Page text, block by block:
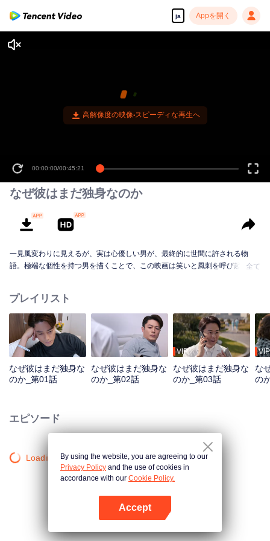
ja Appを開く
00:00:00/00:45:21
なぜ彼はまだ独身なのか
一見風変わりに見えるが、実は心優しい男が、最終的に世間に許される物
語。極端な個性を持つ男を描くことで、この映画は笑いと風刺を呼び起こ
避けられるストレートな男か？「結婚したくない」のか、「結婚できない」
のか？この風変わりな独身の叔父は、ついに理想の女性と出会った時、どの
ように状況に対処し、彼女の心を掴むのだろうか？食に決まった好みはな
い。自分の口に合うものは貴重だ！結婚を拒む男などいない。ただ、運命の
人を見つけていないだけなのだ。
全て
プレイリスト
なぜ彼はまだ独身な
のか_第01話
なぜ彼はまだ独身な
のか_第02話
VIP
なぜ彼はまだ独身な
のか_第03話
VIP
な
の
エピソード
Loading…By using the website, you are agreeing to our
Privacy Policy and the use of cookies in
accordance with our Cookie Policy.
Accept